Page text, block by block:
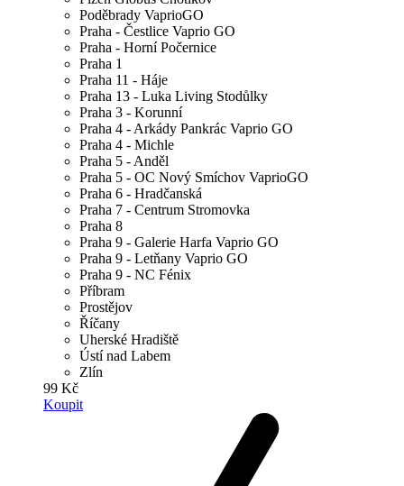
Poděbrady VaprioGO
Praha - Čestlice Vaprio GO
Praha - Horní Počernice
Praha 1
Praha 11 - Háje
Praha 13 - Luka Living Stodůlky
Praha 3 - Korunní
Praha 4 - Arkády Pankrác Vaprio GO
Praha 4 - Michle
Praha 5 - Anděl
Praha 5 - OC Nový Smíchov VaprioGO
Praha 6 - Hradčanská
Praha 7 - Centrum Stromovka
Praha 8
Praha 9 - Galerie Harfa Vaprio GO
Praha 9 - Letňany Vaprio GO
Praha 9 - NC Fénix
Příbram
Prostějov
Říčany
Uherské Hradiště
Ústí nad Labem
Zlín
99 Kč
Koupit